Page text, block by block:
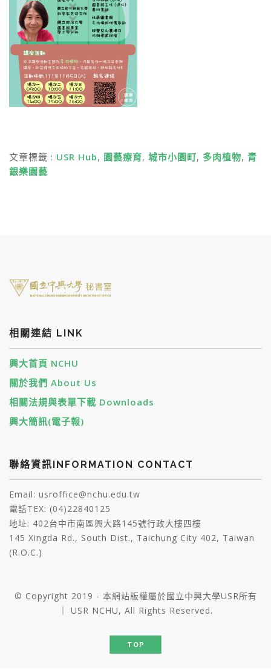
文章標籤 : USR Hub, 園藝療育, 城市小園町, 多肉植物, 青
銀樂園藝
相關連結 LINK
興大首頁 NCHU
關於我們 About Us
相關法規與表單下載 Downloads
興大簡訊(電子報)
聯絡資訊INFORMATION CONTACT
Email: usroffice@nchu.edu.tw
電話TEX: (04)22840125
地址: 402台中市南區興大路145號行政大樓四樓
145 Xingda Rd., South Dist., Taichung City 402, Taiwan
(R.O.C.)
© Copyright 2019 - 本網站版權屬於國立中興大學USR所有
｜ USR NCHU, All Rights Reserved.
TOP